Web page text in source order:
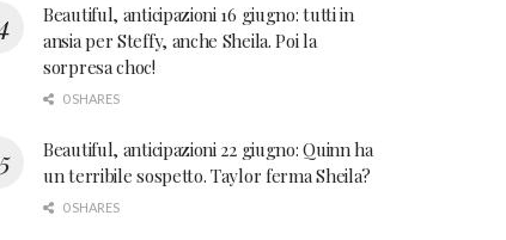
Beautiful, anticipazioni 16 giugno: tutti in
ansia per Steffy, anche Sheila. Poi la
sorpresa choc!
0 SHARES
Beautiful, anticipazioni 22 giugno: Quinn ha
un terribile sospetto. Taylor ferma Sheila?
0 SHARES